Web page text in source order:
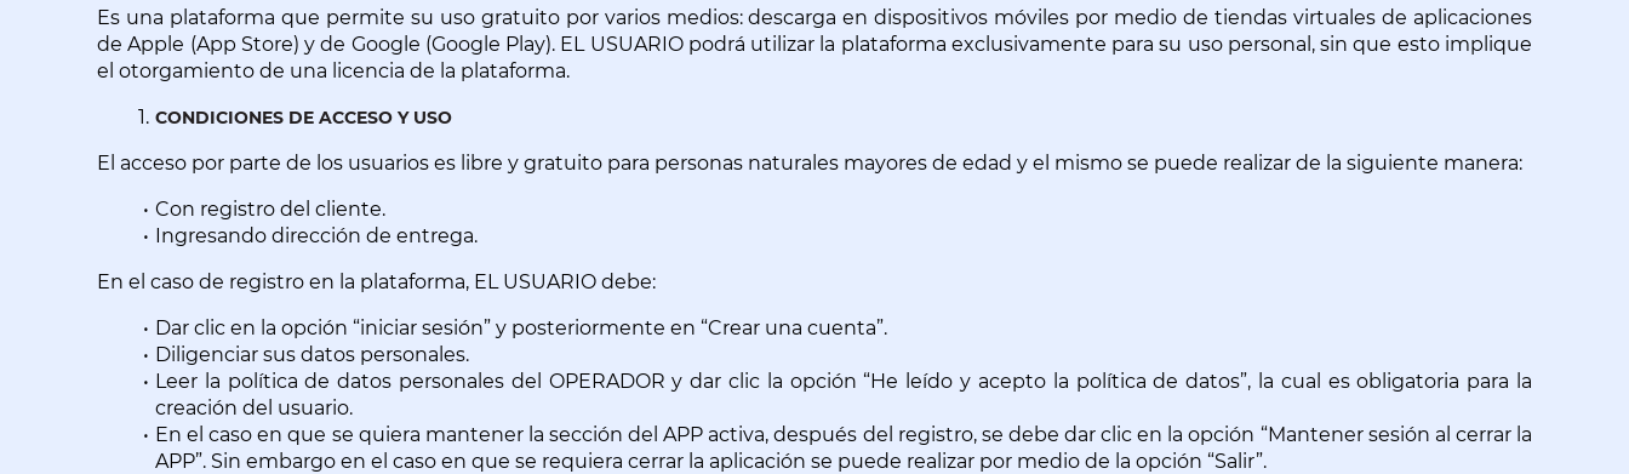
Es una plataforma que permite su uso gratuito por varios medios: descarga en dispositivos móviles por medio de tiendas virtuales de aplicaciones
de Apple (App Store) y de Google (Google Play). EL USUARIO podrá utilizar la plataforma exclusivamente para su uso personal, sin que esto implique
el otorgamiento de una licencia de la plataforma.
CONDICIONES DE ACCESO Y USO
El acceso por parte de los usuarios es libre y gratuito para personas naturales mayores de edad y el mismo se puede realizar de la siguiente manera:
Con registro del cliente.
Ingresando dirección de entrega.
En el caso de registro en la plataforma, EL USUARIO debe:
Dar clic en la opción “iniciar sesión” y posteriormente en “Crear una cuenta”.
Diligenciar sus datos personales.
Leer la política de datos personales del OPERADOR y dar clic la opción “He leído y acepto la política de datos”, la cual es obligatoria para la
creación del usuario.
En el caso en que se quiera mantener la sección del APP activa, después del registro, se debe dar clic en la opción “Mantener sesión al cerrar la
APP”. Sin embargo en el caso en que se requiera cerrar la aplicación se puede realizar por medio de la opción “Salir”.